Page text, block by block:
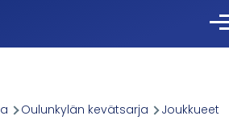
Oulunkylän kevätsarja Joukkueet